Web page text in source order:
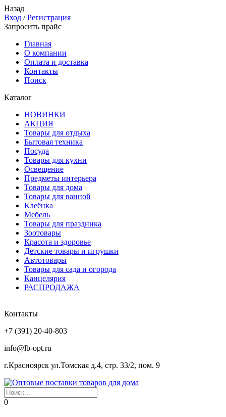
Назад
Вход /Регистрация
Запросить прайс
Главная
О компании
Оплата и доставка
Контакты
Поиск
Каталог
НОВИНКИ
АКЦИЯ
Товары для отдыха
Бытовая техника
Посуда
Товары для кухни
Освещение
Предметы интерьера
Товары для дома
Товары для ванной
Клеёнка
Мебель
Товары для праздника
Зоотовары
Красота и здоровье
Детские товары и игрушки
Автотовары
Товары для сада и огорода
Канцелярия
РАСПРОДАЖА
Контакты
+7 (391) 20-40-803
info@lb-opt.ru
г.Красноярск ул.Томская д.4, стр. 33/2, пом. 9
0